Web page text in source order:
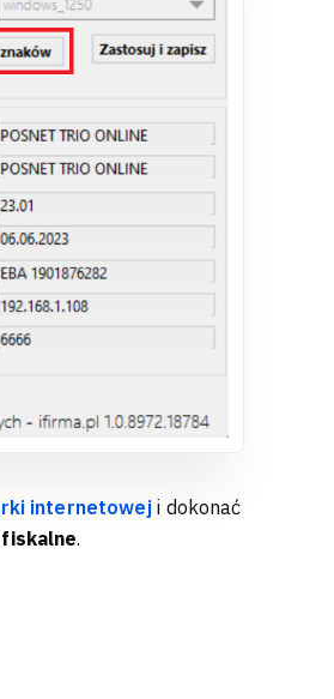
internetowej i dokonać
.